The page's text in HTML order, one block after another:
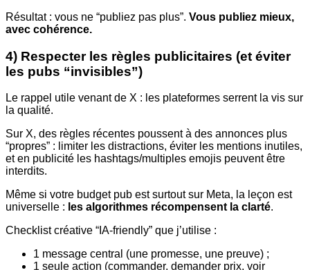
Résultat : vous ne “publiez pas plus”. Vous publiez mieux,
avec cohérence.
4) Respecter les règles publicitaires (et éviter
les pubs “invisibles”)
Le rappel utile venant de X : les plateformes serrent la vis sur
la qualité.
Sur X, des règles récentes poussent à des annonces plus
“propres” : limiter les distractions, éviter les mentions inutiles,
et en publicité les hashtags/multiples emojis peuvent être
interdits.
Même si votre budget pub est surtout sur Meta, la leçon est
universelle : les algorithmes récompensent la clarté.
Checklist créative “IA-friendly” que j’utilise :
1 message central (une promesse, une preuve) ;
1 seule action (commander, demander prix, voir